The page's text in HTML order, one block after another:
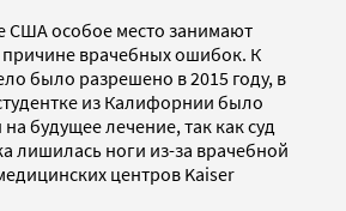
США особое место занимают
причине врачебных ошибок. К
было разрешено в 2015 году, в
из Калифорнии было
будущее лечение, так как суд
лишилась ноги из-за врачебной
центров Kaiser